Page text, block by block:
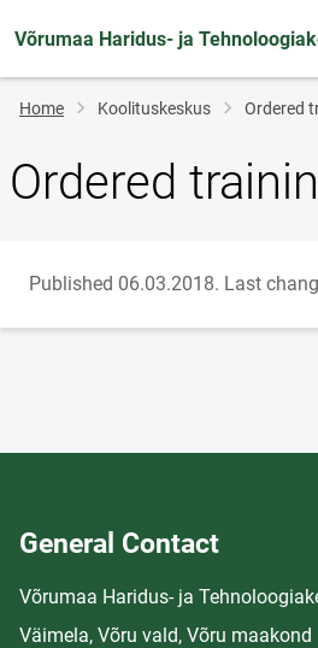
Võrumaa Haridus- ja
Breadcrumb
Home Koolituskeskus Ordered
Ordered
Published 06.03.2018. Last
General Contact
Võrumaa Haridus- ja
Väimela, Võru vald, Võru maakond